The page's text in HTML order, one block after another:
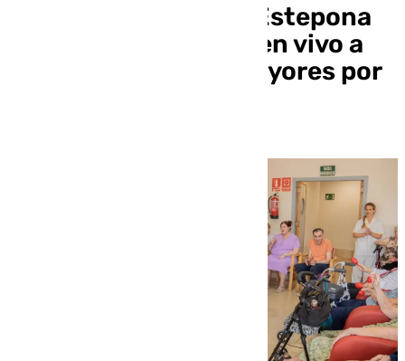
El Ayuntamiento de Estepona
lleva música y cante en vivo a
las residencias de mayores por